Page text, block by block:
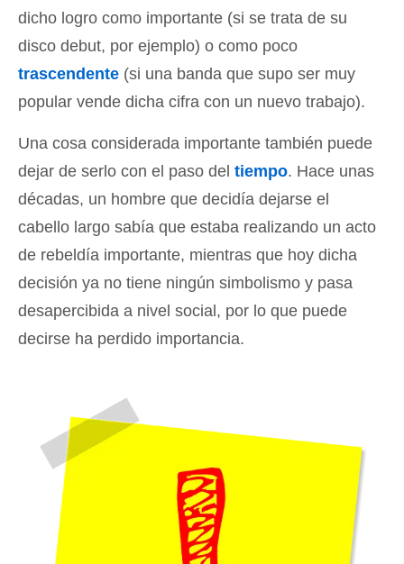
dicho logro como importante (si se trata de su
disco debut, por ejemplo) o como poco
trascendente (si una banda que supo ser muy
popular vende dicha cifra con un nuevo trabajo).
Una cosa considerada importante también puede
dejar de serlo con el paso del tiempo. Hace unas
décadas, un hombre que decidía dejarse el
cabello largo sabía que estaba realizando un acto
de rebeldía importante, mientras que hoy dicha
decisión ya no tiene ningún simbolismo y pasa
desapercibida a nivel social, por lo que puede
decirse ha perdido importancia.